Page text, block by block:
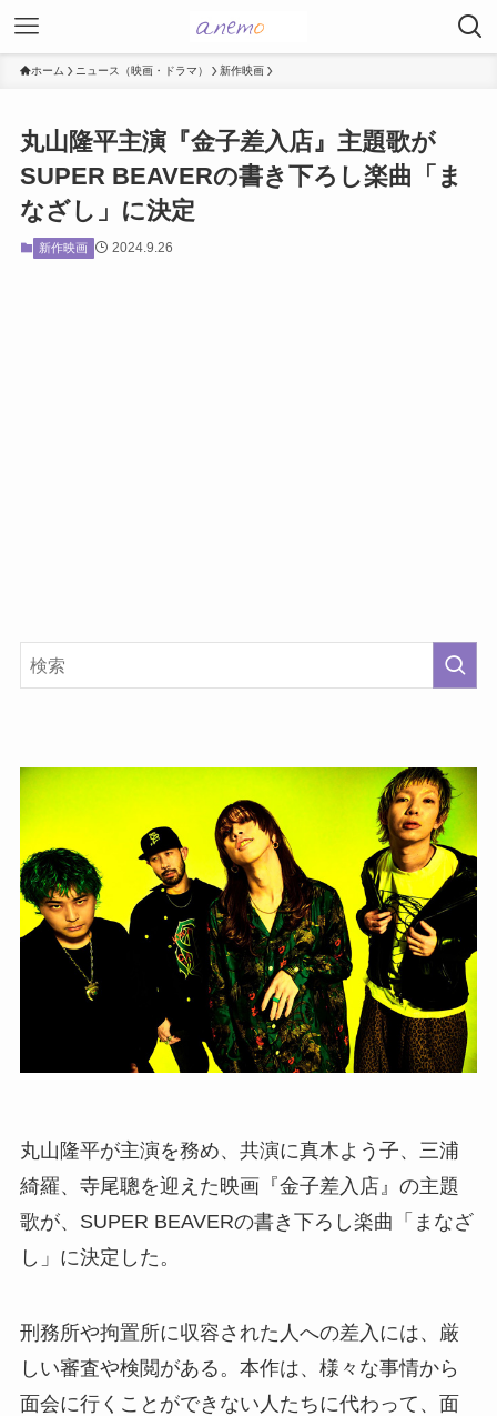
ホーム ニュース（映画・ドラマ） 新作映画
丸山隆平主演『金子差入店』主題歌が
SUPER BEAVERの書き下ろし楽曲「ま
なざし」に決定
新作映画 2024.9.26
丸山隆平が主演を務め、共演に真木よう子、三浦
綺羅、寺尾聰を迎えた映画『金子差入店』の主題
歌が、SUPER BEAVERの書き下ろし楽曲「まなざ
し」に決定した。
刑務所や拘置所に収容された人への差入には、厳
しい審査や検閲がある。本作は、様々な事情から
面会に行くことができない人たちに代わって、面